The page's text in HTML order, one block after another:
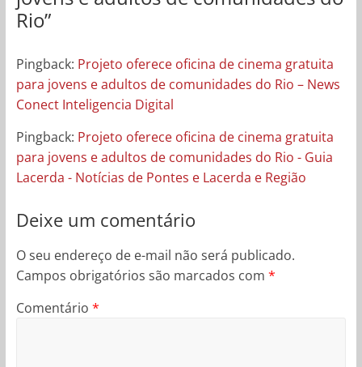
Rio”
Pingback: Projeto oferece oficina de cinema gratuita
para jovens e adultos de comunidades do Rio – News
Conect Inteligencia Digital
Pingback: Projeto oferece oficina de cinema gratuita
para jovens e adultos de comunidades do Rio - Guia
Lacerda - Notícias de Pontes e Lacerda e Região
Deixe um comentário
O seu endereço de e-mail não será publicado.
Campos obrigatórios são marcados com *
Comentário *